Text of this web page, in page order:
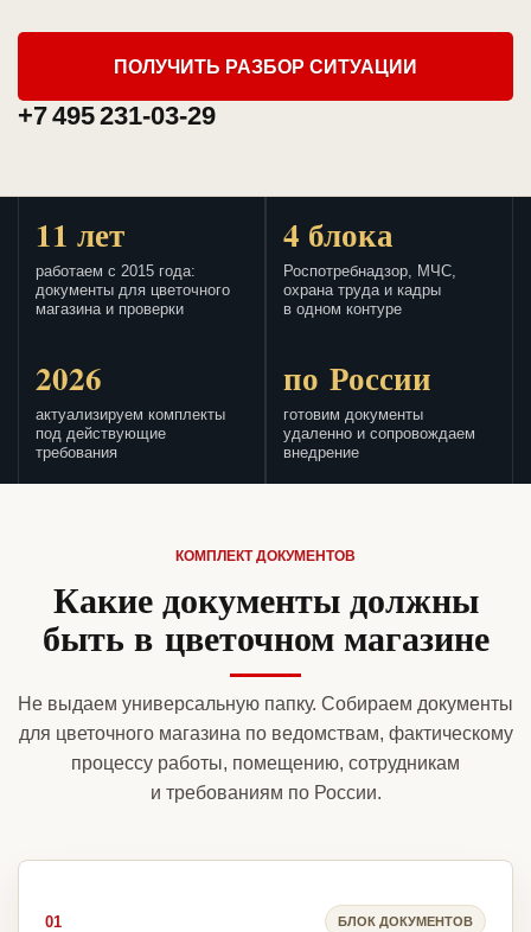
ПОЛУЧИТЬ РАЗБОР СИТУАЦИИ
+7 495 231-03-29
11 лет
работаем с 2015 года:
документы для цветочного
магазина и проверки
4 блока
Роспотребнадзор, МЧС,
охрана труда и кадры
в одном контуре
2026
актуализируем комплекты
под действующие
требования
по России
готовим документы
удаленно и сопровождаем
внедрение
КОМПЛЕКТ ДОКУМЕНТОВ
Какие документы должны
быть в цветочном магазине
Не выдаем универсальную папку. Собираем документы
для цветочного магазина по ведомствам, фактическому
процессу работы, помещению, сотрудникам
и требованиям по России.
01 БЛОК ДОКУМЕНТОВ